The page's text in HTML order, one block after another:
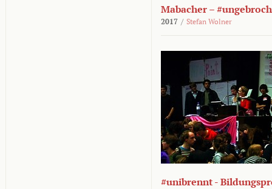
Mabacher –
2017 / Stefan Wolner
#unibrennt -